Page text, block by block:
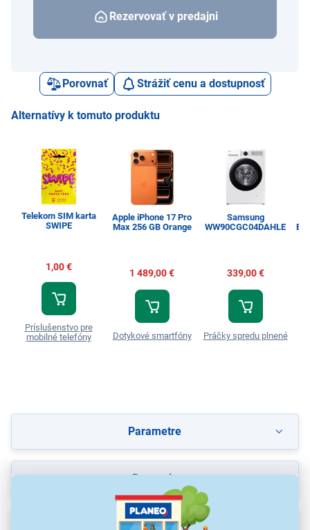
Rezervovať v predajni
Porovnať Strážiť cenu a dostupnosť
Alternatívy k tomuto produktu
Telekom SIM karta
SWIPE
1,00 €
Príslušenstvo pre
mobilné telefóny
Apple iPhone 17 Pro
Max 256 GB Orange
1 489,00 €
Dotykové smartfóny
Samsung
WW90CGC04DAHLE
339,00 €
Práčky spredu plnené
Parametre
Recenzie
Na stiahnutie